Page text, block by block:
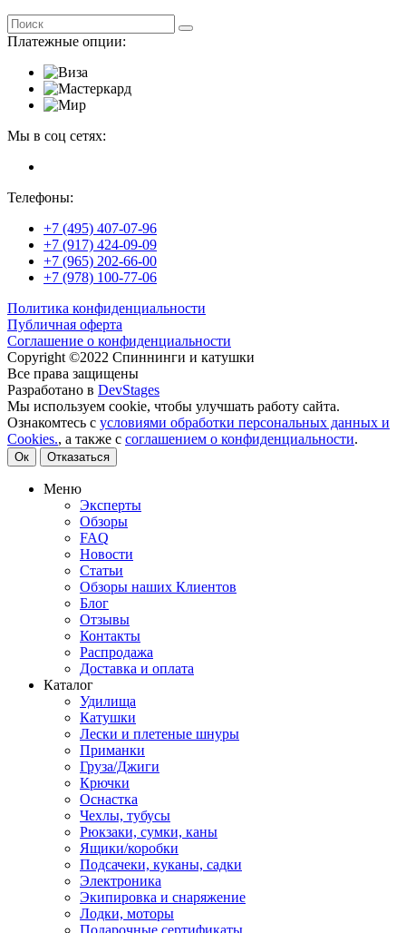
Платежные опции:
Мы в соц сетях:
Телефоны:
+7 (495) 407-07-96
+7 (917) 424-09-09
+7 (965) 202-66-00
+7 (978) 100-77-06
Политика конфиденциальности
Публичная оферта
Соглашение о конфиденциальности
Copyright ©2022 Спиннинги и катушки
Все права защищены
Разработано в DevStages
Мы используем cookie, чтобы улучшать работу сайта.
Ознакомтесь с условиями обработки персональных данных и
Cookies., а также с соглашением о конфиденциальности.
Ок Отказаться
Меню
Эксперты
Обзоры
FAQ
Новости
Статьи
Обзоры наших Клиентов
Блог
Отзывы
Контакты
Распродажа
Доставка и оплата
Каталог
Удилища
Катушки
Лески и плетеные шнуры
Приманки
Груза/Джиги
Крючки
Оснастка
Чехлы, тубусы
Рюкзаки, сумки, каны
Ящики/коробки
Подсачеки, куканы, садки
Электроника
Экипировка и снаряжение
Лодки, моторы
Подарочные сертификаты